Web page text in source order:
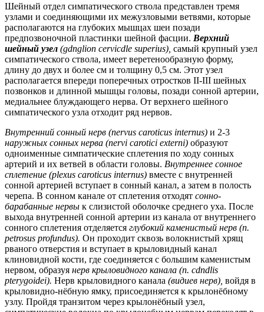
Шейный отдел симпатического ствола представлен тремя
узлами и соединяющими их межузловыми ветвями, которые
располагаются на глубоких мышцах шеи позади
предпозвоночной пластинки шейной фасции. Верхний
шейный узел (gdnglion cervicdle superius), самый крупный узел
симпатического ствола, имеет веретенообразную форму,
длину до двух и более см и толщину 0,5 см. Этот узел
располагается впереди поперечных отростков II-III шейных
позвонков и длинной мышцы головы, позади сонной артерии,
медиальнее блуждающего нерва. От верхнего шейного
симпатического узла отходит ряд нервов.
Внутренний сонный нерв (nervus caroticus internus) и 2-3
наружных сонных нерва (nervi carotici externi) образуют
одноименные симпатические сплетения по ходу сонных
артерий и их ветвей в области головы. Внутреннее сонное
сплетение (plexus caroticus internus) вместе с внутренней
сонной артерией вступает в сонный канал, а затем в полость
черепа. В сонном канале от сплетения отходят сонно-
барабанные нервы к слизистой оболочке среднего уха. После
выхода внутренней сонной артерии из канала от внутреннего
сонного сплетения отделяется глубокий каменистый нерв (n.
petrosus profundus). Он проходит сквозь волокнистый хрящ
рваного отверстия и вступает в крыловидный канал
клиновидной кости, где соединяется с большим каменистым
нервом, образуя нерв крыловидного канала (n. cdndlis
pterygoidei). Нерв крыловидного канала (видиев нерв), войдя в
крыловидно-нёбную ямку, присоединяется к крылонёбному
узлу. Пройдя транзитом через крылонёбный узел,